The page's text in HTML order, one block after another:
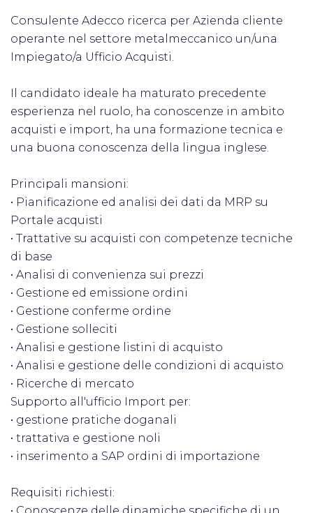
Consulente Adecco ricerca per Azienda cliente
operante nel settore metalmeccanico un/una
Impiegato/a Ufficio Acquisti.
Il candidato ideale ha maturato precedente
esperienza nel ruolo, ha conoscenze in ambito
acquisti e import, ha una formazione tecnica e
una buona conoscenza della lingua inglese.
Principali mansioni:
• Pianificazione ed analisi dei dati da MRP su
Portale acquisti
• Trattative su acquisti con competenze tecniche
di base
• Analisi di convenienza sui prezzi
• Gestione ed emissione ordini
• Gestione conferme ordine
• Gestione solleciti
• Analisi e gestione listini di acquisto
• Analisi e gestione delle condizioni di acquisto
• Ricerche di mercato
Supporto all'ufficio Import per:
• gestione pratiche doganali
• trattativa e gestione noli
• inserimento a SAP ordini di importazione
Requisiti richiesti: